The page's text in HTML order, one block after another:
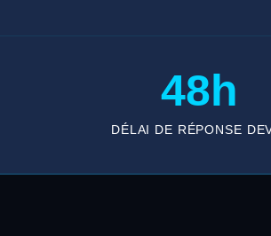
48h
DÉLAI DE RÉPONSE